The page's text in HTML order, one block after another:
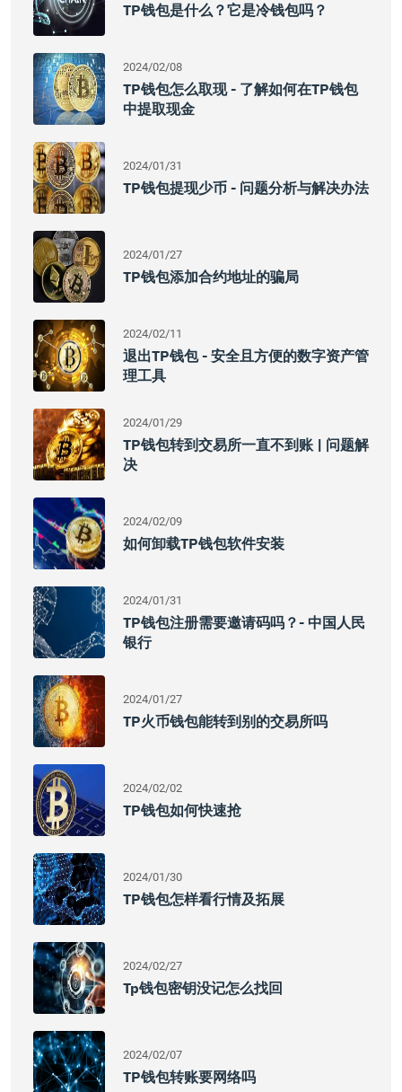
TP钱包是什么？它是冷钱包吗？
2024/02/08
TP钱包怎么取现 - 了解如何在TP钱包
中提取现金
2024/01/31
TP钱包提现少币 - 问题分析与解决办法
2024/01/27
TP钱包添加合约地址的骗局
2024/02/11
退出TP钱包 - 安全且方便的数字资产管
理工具
2024/01/29
TP钱包转到交易所一直不到账 | 问题解
决
2024/02/09
如何卸载TP钱包软件安装
2024/01/31
TP钱包注册需要邀请码吗？- 中国人民
银行
2024/01/27
TP火币钱包能转到别的交易所吗
2024/02/02
TP钱包如何快速抢
2024/01/30
TP钱包怎样看行情及拓展
2024/02/27
Tp钱包密钥没记怎么找回
2024/02/07
TP钱包转账要网络吗